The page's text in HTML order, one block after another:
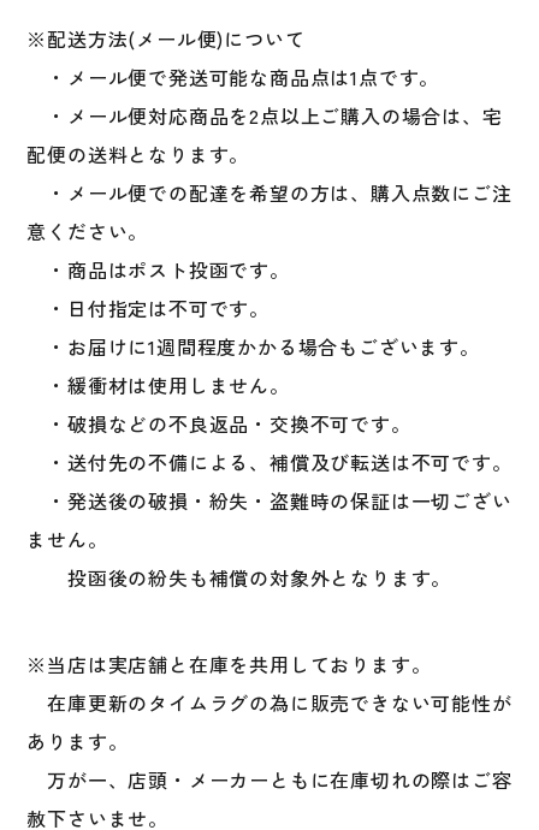
人
ラ
個
※配送方法(メール便)について
・メール便で発送可能な商品点は1点です。
・メール便対応商品を2点以上ご購入の場合は、宅
配便の送料となります。
・メール便での配達を希望の方は、購入点数にご注
意ください。
・商品はポスト投函です。
・日付指定は不可です。
・お届けに1週間程度かかる場合もございます。
・緩衝材は使用しません。
・破損などの不良返品・交換不可です。
・送付先の不備による、補償及び転送は不可です。
・発送後の破損・紛失・盗難時の保証は一切ござい
ません。
投函後の紛失も補償の対象外となります。
※当店は実店舗と在庫を共用しております。
在庫更新のタイムラグの為に販売できない可能性が
あります。
万が一、店頭・メーカーともに在庫切れの際はご容
赦下さいませ。